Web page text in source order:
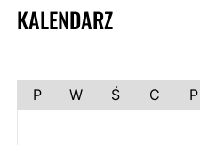
KALENDARZ
P W Ś C P